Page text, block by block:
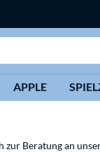
APPLE
Beratung an